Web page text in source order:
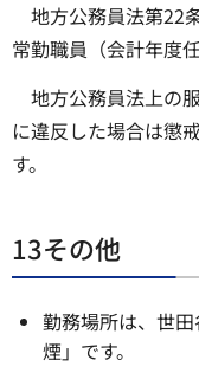
地方公務員法第22
常勤職員（会計年度任
地方公務員法上の
に違反した場合は懲
す。
13その他
勤務場所は、世
煙」です。